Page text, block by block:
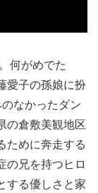
何がめでた
愛子の孫娘に扮
なかったダン
の倉敷美観地区
ために奔走する
の兄を持つヒロ
する優しさと家